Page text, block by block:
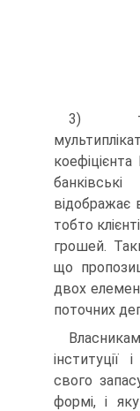
3)
відображає
тобто
грошей.
що
двох
поточних
свого
формі, і